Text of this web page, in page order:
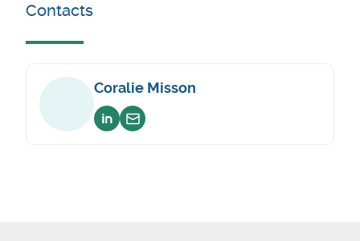
Contacts
Coralie Misson
Voir sur linkedin
Envoyer un email